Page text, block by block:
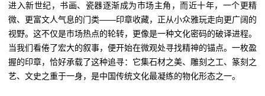
进入新世纪，书画、瓷器逐渐成为市场主角，而近十年，一个更精
微、更富文人气息的门类——印章收藏，正从小众雅玩走向更广阔的
视野。这不仅是市场热点的轮转，更像是一种文化密码的破译进程。
当我们看倦了宏大的叙事，便开始在微观处寻找精神的锚点。一枚盈
握的印章，恰好承载了这种追寻：它集石材之美、雕刻之工、篆刻之
艺、文史之重于一身，是中国传统文化最凝练的物化形态之一。